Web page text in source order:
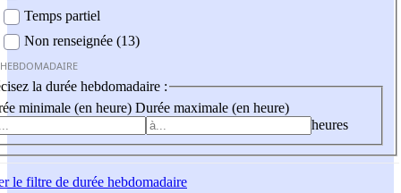
Temps partiel
Non renseignée (13)
la durée hebdomadaire :
minimale (en heure) Durée maximale (en heure)
heures
le filtre de durée hebdomadaire